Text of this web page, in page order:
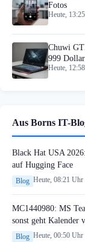
Fotos
Heute,
Chuwi
999 Dollar
Heute,
Aus Borns IT-
Black Hat USA
auf Hugging Face
Blog Heute, 08:21 Uhr
MC1440980: MS
sonst geht Kalender
Blog Heute, 00:50 Uhr